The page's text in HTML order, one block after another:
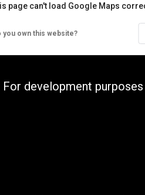
For development
page can't load Google Maps
you own this website?